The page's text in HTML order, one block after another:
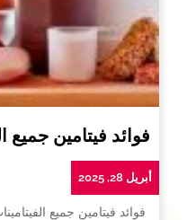
فوائد فيتامين جميع
أبريل 28, 2025
فوائد فيتامين جميع